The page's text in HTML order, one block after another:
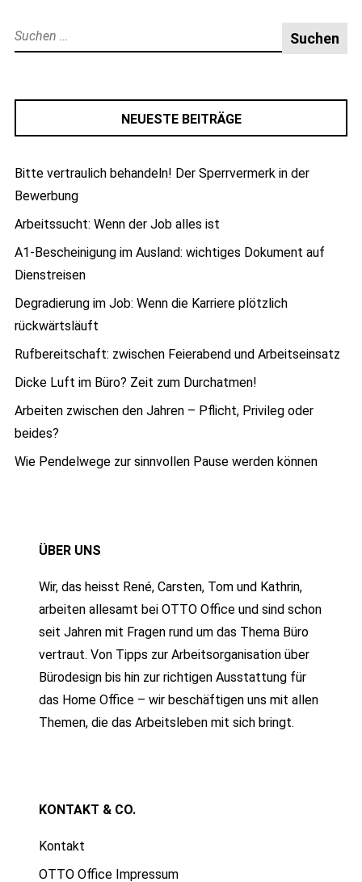
Suche
nach:
NEUESTE BEITRÄGE
Bitte vertraulich behandeln! Der Sperrvermerk in der
Bewerbung
Arbeitssucht: Wenn der Job alles ist
A1-Bescheinigung im Ausland: wichtiges Dokument auf
Dienstreisen
Degradierung im Job: Wenn die Karriere plötzlich
rückwärtsläuft
Rufbereitschaft: zwischen Feierabend und Arbeitseinsatz
Dicke Luft im Büro? Zeit zum Durchatmen!
Arbeiten zwischen den Jahren – Pflicht, Privileg oder
beides?
Wie Pendelwege zur sinnvollen Pause werden können
ÜBER UNS
Wir, das heisst René, Carsten, Tom und Kathrin,
arbeiten allesamt bei OTTO Office und sind schon
seit Jahren mit Fragen rund um das Thema Büro
vertraut. Von Tipps zur Arbeitsorganisation über
Bürodesign bis hin zur richtigen Ausstattung für
das Home Office – wir beschäftigen uns mit allen
Themen, die das Arbeitsleben mit sich bringt.
KONTAKT & CO.
Kontakt
OTTO Office Impressum